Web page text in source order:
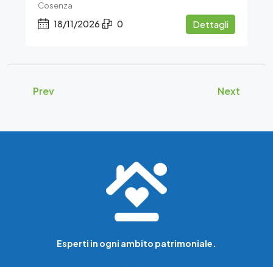
Cosenza
18/11/2026 0 Dettagli
Prev Next
Esperti in ogni ambito patrimoniale.